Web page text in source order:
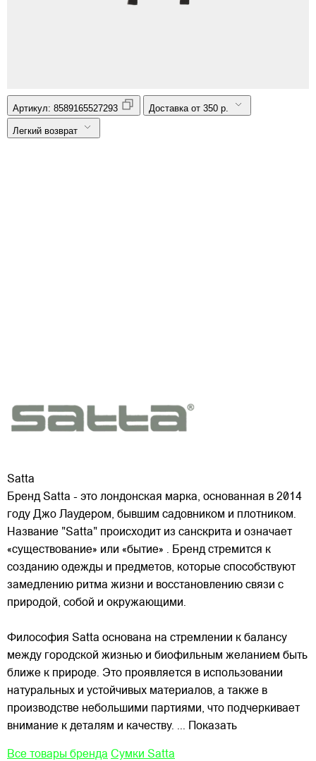
Артикул: 8589165527293 Доставка от 350 р.
Легкий возврат
Satta
Бренд Satta - это лондонская марка, основанная в 2014
году Джо Лаудером, бывшим садовником и плотником.
Название "Satta" происходит из санскрита и означает
«существование» или «бытие» . Бренд стремится к
созданию одежды и предметов, которые способствуют
замедлению ритма жизни и восстановлению связи с
природой, собой и окружающими.
Философия Satta основана на стремлении к балансу
между городской жизнью и биофильным желанием быть
ближе к природе. Это проявляется в использовании
натуральных и устойчивых материалов, а также в
производстве небольшими партиями, что подчеркивает
внимание к деталям и качеству. ... Показать
Все товары бренда Сумки Satta